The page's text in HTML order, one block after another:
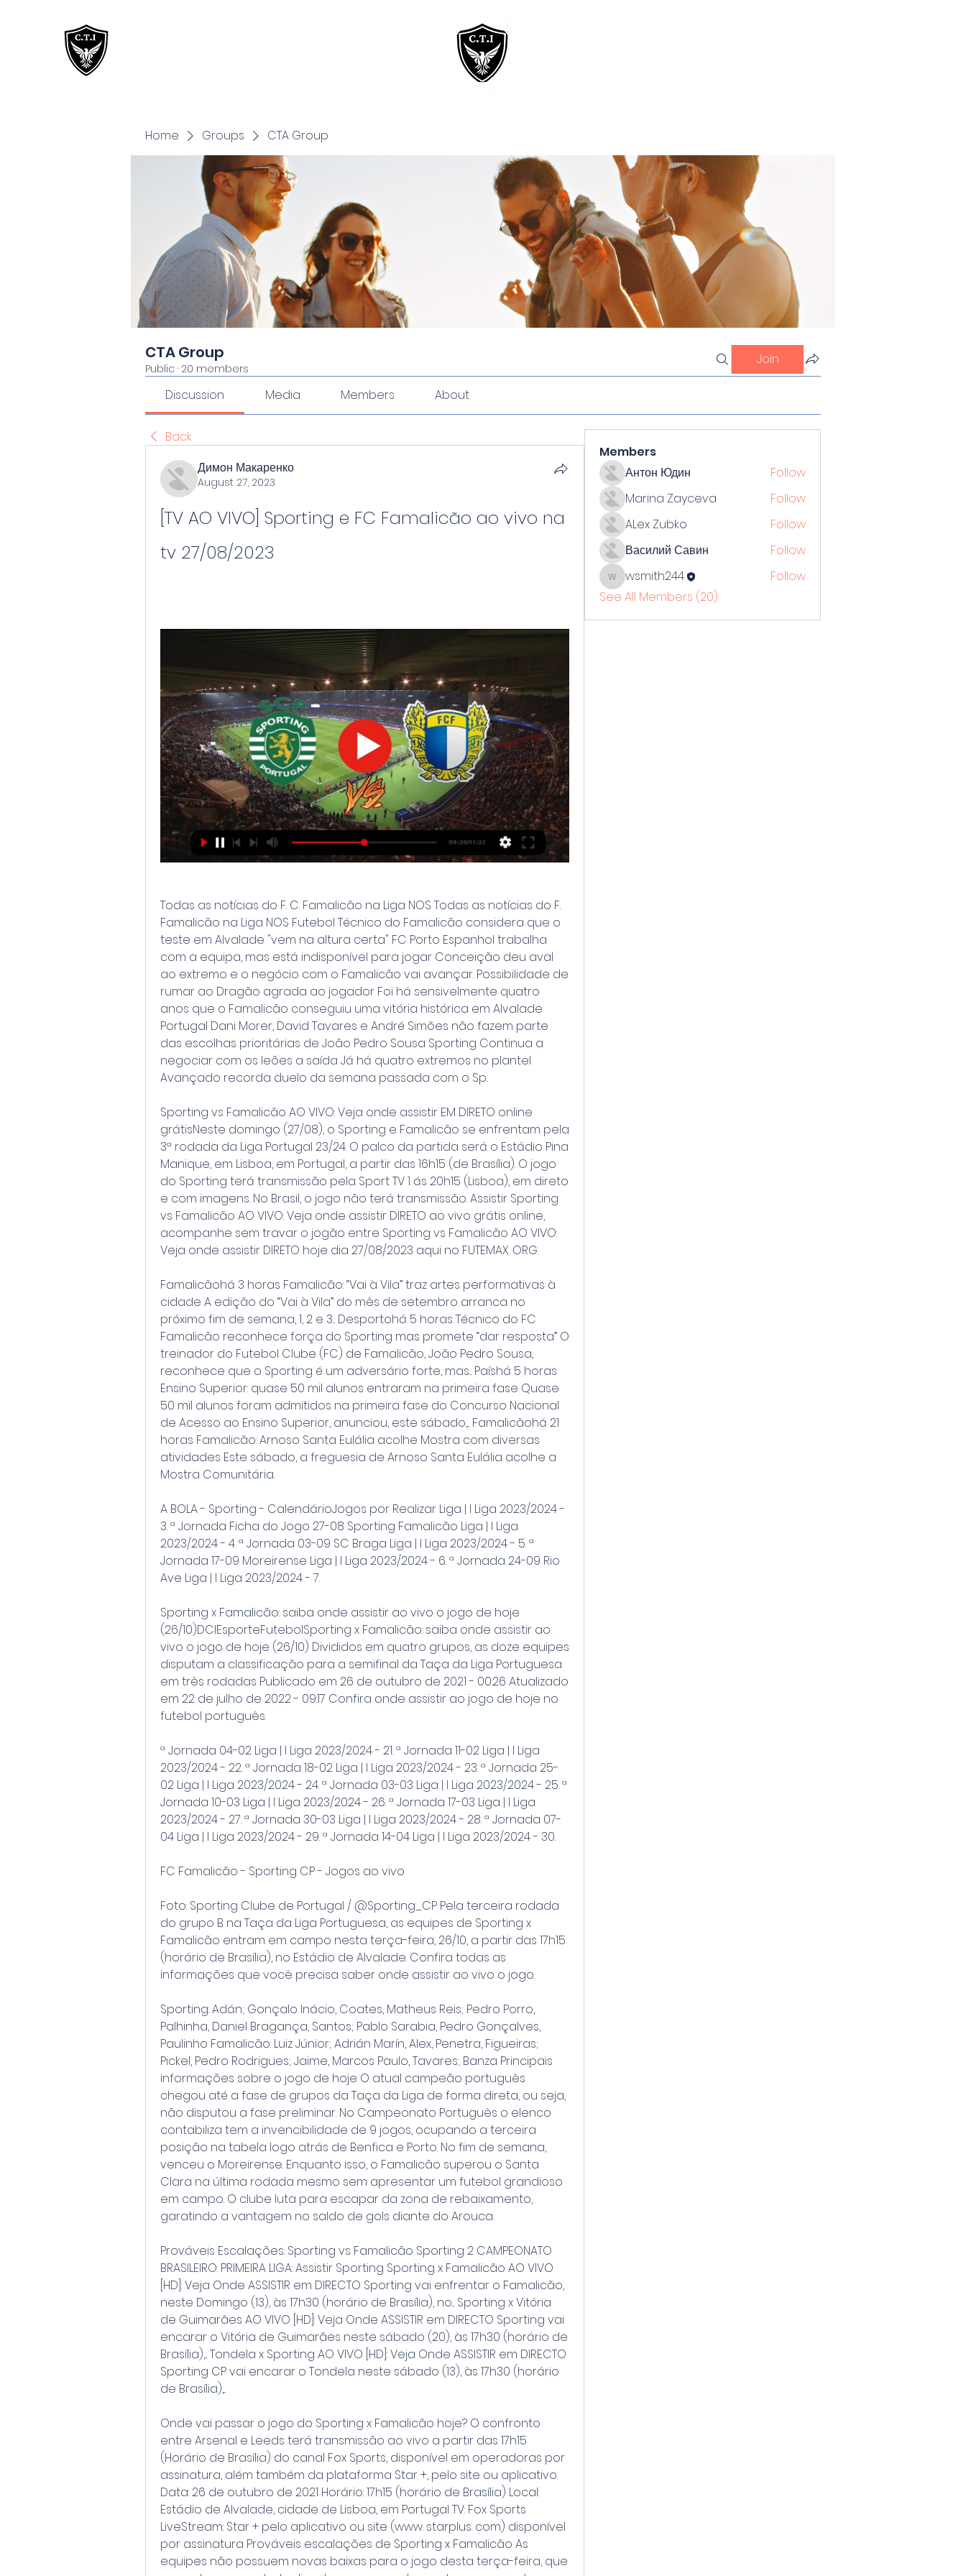
Home Groups CTA Group
CTA Group
Public · 20 members
Join
Discussion Media Members About
Back
Димон Макаренко
August 27, 2023
[TV AO VIVO] Sporting e FC Famalicão ao vivo na
tv 27/08/2023
Todas as notícias do F. C. Famalicão na Liga NOS﻿ Todas as notícias do F.
Famalicão na Liga NOS Futebol Técnico do Famalicão considera que o
teste em Alvalade "vem na altura certa" FC Porto Espanhol trabalha
com a equipa, mas está indisponível para jogar Conceição deu aval
ao extremo e o negócio com o Famalicão vai avançar. Possibilidade de
rumar ao Dragão agrada ao jogador Foi há sensivelmente quatro
anos que o Famalicão conseguiu uma vitória histórica em Alvalade
Portugal Dani Morer, David Tavares e André Simões não fazem parte
das escolhas prioritárias de João Pedro Sousa Sporting Continua a
negociar com os leões a saída Já há quatro extremos no plantel
Avançado recorda duelo da semana passada com o Sp.
Sporting vs Famalicão AO VIVO: Veja onde assistir EM DIRETO online
grátisNeste domingo (27/08), o Sporting e Famalicão se enfrentam pela
3ª rodada da Liga Portugal 23/24. O palco da partida será o Estádio Pina
Manique, em Lisboa, em Portugal, a partir das 16h15 (de Brasília). O jogo
do Sporting terá transmissão pela Sport TV 1 ás 20h15 (Lisboa), em direto
e com imagens. No Brasil, o jogo não terá transmissão. Assistir Sporting
vs Famalicão AO VIVO: Veja onde assistir DIRETO ao vivo grátis online,
acompanhe sem travar o jogão entre Sporting vs Famalicão AO VIVO:
Veja onde assistir DIRETO hoje dia 27/08/2023 aqui no FUTEMAX. ORG.
Famalicãohá 3 horas Famalicão: “Vai à Vila” traz artes performativas à
cidade A edição do “Vai à Vila” do mês de setembro arranca no
próximo fim de semana, 1, 2 e 3... Desportohá 5 horas Técnico do FC
Famalicão reconhece força do Sporting mas promete “dar resposta” O
treinador do Futebol Clube (FC) de Famalicão, João Pedro Sousa,
reconhece que o Sporting é um adversário forte, mas... Paíshá 5 horas
Ensino Superior: quase 50 mil alunos entraram na primeira fase Quase
50 mil alunos foram admitidos na primeira fase do Concurso Nacional
de Acesso ao Ensino Superior, anunciou, este sábado,... Famalicãohá 21
horas Famalicão: Arnoso Santa Eulália acolhe Mostra com diversas
atividades Este sábado, a freguesia de Arnoso Santa Eulália acolhe a
Mostra Comunitária.
A BOLA - Sporting - CalendárioJogos por Realizar Liga | I Liga 2023/2024 -
3. ª Jornada Ficha do Jogo 27-08 Sporting Famalicão Liga | I Liga
2023/2024 - 4. ª Jornada 03-09 SC Braga Liga | I Liga 2023/2024 - 5. ª
Jornada 17-09 Moreirense Liga | I Liga 2023/2024 - 6. ª Jornada 24-09 Rio
Ave Liga | I Liga 2023/2024 - 7.
Sporting x Famalicão: saiba onde assistir ao vivo o jogo de hoje
(26/10)DCIEsporteFutebolSporting x Famalicão: saiba onde assistir ao
vivo o jogo de hoje (26/10) Divididos em quatro grupos, as doze equipes
disputam a classificação para a semifinal da Taça da Liga Portuguesa
em três rodadas Publicado em 26 de outubro de 2021 - 00:26 Atualizado
em 22 de julho de 2022 - 09:17 Confira onde assistir ao jogo de hoje no
futebol português.
ª Jornada 04-02 Liga | I Liga 2023/2024 - 21. ª Jornada 11-02 Liga | I Liga
2023/2024 - 22. ª Jornada 18-02 Liga | I Liga 2023/2024 - 23. ª Jornada 25-
02 Liga | I Liga 2023/2024 - 24. ª Jornada 03-03 Liga | I Liga 2023/2024 - 25. ª
Jornada 10-03 Liga | I Liga 2023/2024 - 26. ª Jornada 17-03 Liga | I Liga
2023/2024 - 27. ª Jornada 30-03 Liga | I Liga 2023/2024 - 28. ª Jornada 07-
04 Liga | I Liga 2023/2024 - 29. ª Jornada 14-04 Liga | I Liga 2023/2024 - 30.
FC Famalicão - Sporting CP - Jogos ao vivo
Foto: Sporting Clube de Portugal / @Sporting_CP Pela terceira rodada
do grupo B na Taça da Liga Portuguesa, as equipes de Sporting x
Famalicão entram em campo nesta terça-feira, 26/10, a partir das 17h15
(horário de Brasília), no Estádio de Alvalade. Confira todas as
informações que você precisa saber onde assistir ao vivo o jogo.
Sporting: Adán; Gonçalo Inácio, Coates, Matheus Reis; Pedro Porro,
Palhinha, Daniel Bragança, Santos; Pablo Sarabia, Pedro Gonçalves,
Paulinho Famalicão: Luiz Júnior; Adrián Marín, Alex, Penetra, Figueiras;
Pickel, Pedro Rodrigues; Jaime, Marcos Paulo, Tavares; Banza Principais
informações sobre o jogo de hoje O atual campeão português
chegou até a fase de grupos da Taça da Liga de forma direta, ou seja,
não disputou a fase preliminar. No Campeonato Português o elenco
contabiliza tem a invencibilidade de 9 jogos, ocupando a terceira
posição na tabela logo atrás de Benfica e Porto. No fim de semana,
venceu o Moreirense. Enquanto isso, o Famalicão superou o Santa
Clara na última rodada mesmo sem apresentar um futebol grandioso
em campo. O clube luta para escapar da zona de rebaixamento,
garatindo a vantagem no saldo de gols diante do Arouca.
Prováveis Escalações: Sporting vs Famalicão Sporting 2 CAMPEONATO
BRASILEIRO: PRIMEIRA LIGA: Assistir Sporting Sporting x Famalicão AO VIVO
[HD]: Veja Onde ASSISTIR em DIRECTO Sporting vai enfrentar o Famalicão,
neste Domingo (13), às 17h30 (horário de Brasília), no... Sporting x Vitória
de Guimarães AO VIVO [HD]: Veja Onde ASSISTIR em DIRECTO Sporting vai
encarar o Vitória de Guimarães neste sábado (20), às 17h30 (horário de
Brasília),... Tondela x Sporting AO VIVO [HD]: Veja Onde ASSISTIR em DIRECTO
Sporting CP vai encarar o Tondela neste sábado (13), às 17h30 (horário
de Brasília),...
Onde vai passar o jogo do Sporting x Famalicão hoje? O confronto
entre Arsenal e Leeds terá transmissão ao vivo a partir das 17h15
(Horário de Brasília) do canal Fox Sports, disponível em operadoras por
assinatura, além também da plataforma Star +, pelo site ou aplicativo.
Data: 26 de outubro de 2021 Horário: 17h15 (horário de Brasília) Local:
Estádio de Alvalade, cidade de Lisboa, em Portugal TV: Fox Sports
LiveStream: Star + pelo aplicativo ou site (www. starplus. com) disponível
por assinatura Prováveis escalações de Sporting x Famalicão As
equipes não possuem novas baixas para o jogo desta terça-feira, que
Members
Антон Юдин
Follow
Marina Zayceva
Follow
ALex Zubko
Follow
Василий Савин
Follow
wsmith244
wsmith244
Follow
See All Members (20)